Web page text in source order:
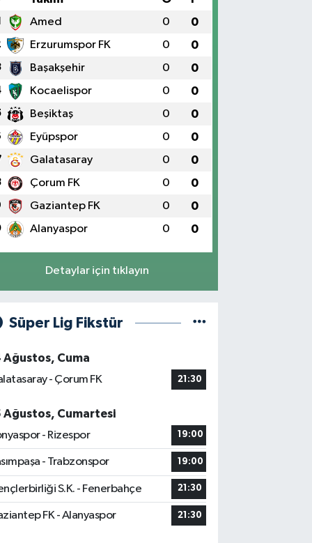
Amed 0 0
Erzurumspor FK 0 0
Başakşehir 0 0
Kocaelispor 0 0
Beşiktaş 0 0
Eyüpspor 0 0
Galatasaray 0 0
Çorum FK 0 0
Gaziantep FK 0 0
Alanyaspor 0 0
Detaylar için tıklayın
Süper Lig Fikstür
Ağustos, Cuma
- Çorum FK
21:30
Ağustos, Cumartesi
- Rizespor
19:00
- Trabzonspor 19:00
S.K. - Fenerbahçe 21:30
FK - Alanyaspor 21:30